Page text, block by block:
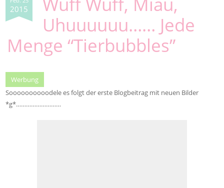
2015
Uhuuuuuu…… Jede
Menge “Tierbubbles”
Werbung
Soooooooooodele es folgt der erste Blogbeitrag mit neuen Bilder
*g*………………………